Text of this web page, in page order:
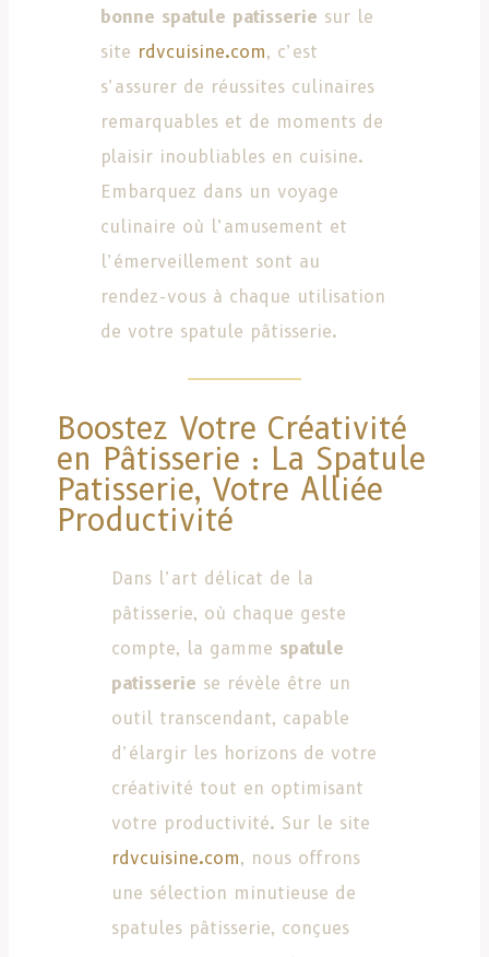
bonne spatule patisserie sur le
site rdvcuisine.com, c’est
s’assurer de réussites culinaires
remarquables et de moments de
plaisir inoubliables en cuisine.
Embarquez dans un voyage
culinaire où l’amusement et
l’émerveillement sont au
rendez-vous à chaque utilisation
de votre spatule pâtisserie.
Boostez Votre Créativité
en Pâtisserie : La Spatule
Patisserie, Votre Alliée
Productivité
Dans l’art délicat de la
pâtisserie, où chaque geste
compte, la gamme spatule
patisserie se révèle être un
outil transcendant, capable
d’élargir les horizons de votre
créativité tout en optimisant
votre productivité. Sur le site
rdvcuisine.com, nous offrons
une sélection minutieuse de
spatules pâtisserie, conçues